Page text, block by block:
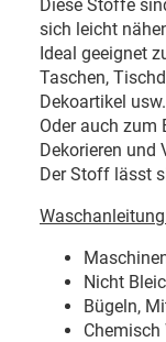
Diese Stoffe
sich leicht
Ideal geeignet
Taschen,
Dekoartikel usw.
Oder auch zum
Dekorieren und
Der Stoff lässt
Nicht
Bügeln,